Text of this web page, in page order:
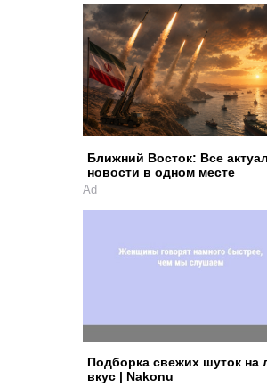
Ближний Восток: Все
новости в одном месте
Ad
Подборка свежих шуток на
вкус | Nakonu